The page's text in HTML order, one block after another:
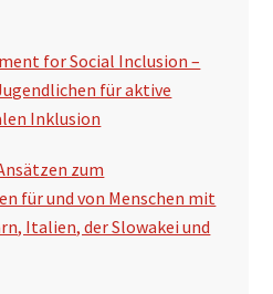
for Social Inclusion –
für aktive
Inklusion
zum
für und von Menschen mit
Italien, der Slowakei und